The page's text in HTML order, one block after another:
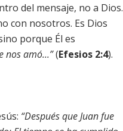
del mensaje, no a Dios.
con nosotros. Es Dios
porque Él es
nos amó...”(Efesios 2:4).
“Después que Juan fue